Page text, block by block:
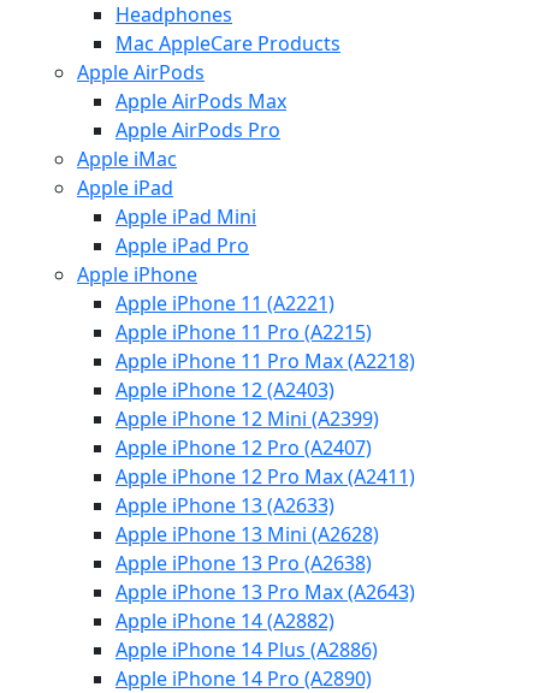
Headphones
Mac AppleCare Products
Apple AirPods
Apple AirPods Max
Apple AirPods Pro
Apple iMac
Apple iPad
Apple iPad Mini
Apple iPad Pro
Apple iPhone
Apple iPhone 11 (A2221)
Apple iPhone 11 Pro (A2215)
Apple iPhone 11 Pro Max (A2218)
Apple iPhone 12 (A2403)
Apple iPhone 12 Mini (A2399)
Apple iPhone 12 Pro (A2407)
Apple iPhone 12 Pro Max (A2411)
Apple iPhone 13 (A2633)
Apple iPhone 13 Mini (A2628)
Apple iPhone 13 Pro (A2638)
Apple iPhone 13 Pro Max (A2643)
Apple iPhone 14 (A2882)
Apple iPhone 14 Plus (A2886)
Apple iPhone 14 Pro (A2890)